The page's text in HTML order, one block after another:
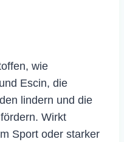
wie
Escin, die
lindern und die
Wirkt
Sport oder starker